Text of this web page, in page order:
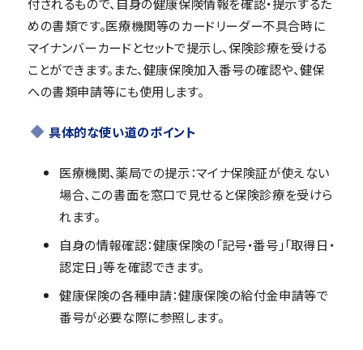
めの書類です。医療機関等のカードリーダー不具合時に
マイナンバーカードとセットで提示し、保険診療を受ける
ことができます。また、健康保険加入番号の確認や、健保
への書類申請等にも使用します。
具体的な使い道のポイント
医療機関、薬局での提示：マイナ保険証が使えない
場合、この書面を窓口で見せると保険診療を受けら
れます。
自身の情報確認：健康保険の「記号・番号」「取得日・
認定日」等を確認できます。
健康保険の各種申請：健康保険の給付金申請等で
番号が必要な際に参照します。